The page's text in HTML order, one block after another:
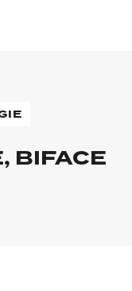
BIFACE